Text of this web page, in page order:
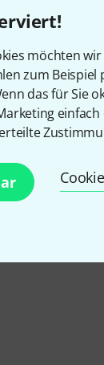
möchten
zum
das für Sie
einfach
5/ 5